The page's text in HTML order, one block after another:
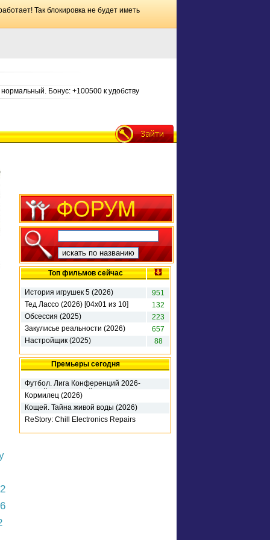
Так блокировка не будет иметь
Бонус: +100500 к удобству
Топ фильмов сейчас
История игрушек 5 (2026)
951
Тед Лассо (2026) [04х01 из 10]
132
Обсессия (2025)
223
Закулисье реальности (2026)
657
Настройщик (2025)
88
Премьеры сегодня
Футбол. Лига Конференций 2026-
27. 3-й кв раунд. 1-й матч. Динамо
К (2026)
Кормилец (2026)
Кощей. Тайна живой воды (2026)
ReStory: Chill Electronics Repairs